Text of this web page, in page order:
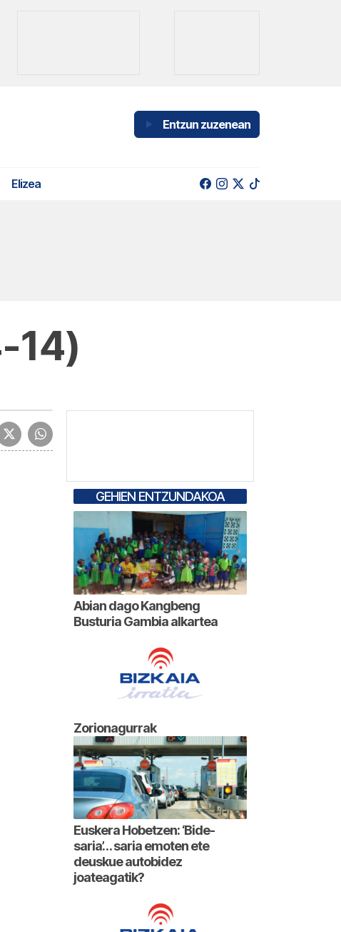
Entzun zuzenean
Elizea
14)
GEHIEN ENTZUNDAKOA
Abian dago Kangbeng
Busturia Gambia alkartea
Zorionagurrak
Euskera Hobetzen: ‘Bide-
saria’… saria emoten ete
deuskue autobidez
joateagatik?